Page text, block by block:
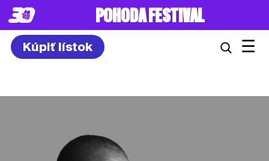
8. – 10.7.2027
Kúpiť lístok ☰